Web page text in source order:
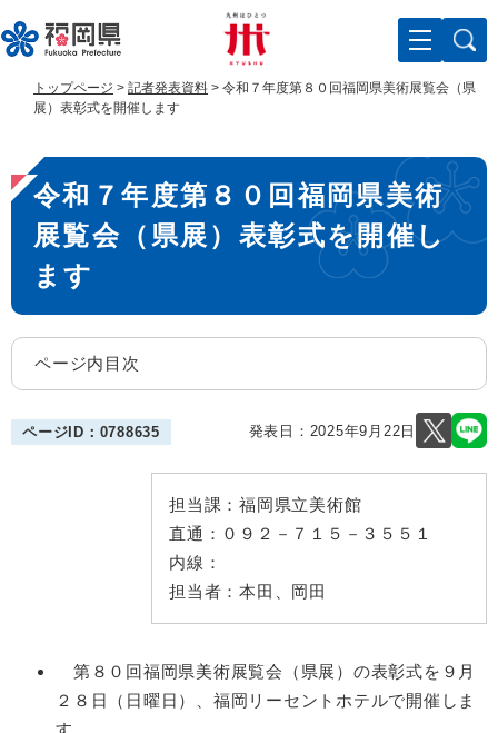
ー
ジ
す
。
ニ
ュ
し
て
トップページ > 記者発表資料 > 令和７年度第８０回福岡県美術展覧会（県
展）表彰式を開催します
本
文
令和７年度第８０回福岡県美術
展覧会（県展）表彰式を開催し
ます
ページ内目次
ページID：0788635 発表日： 2025年9月22日
担当課： 福岡県立美術館
直通： ０９２－７１５－３５５１
内線：
担当者： 本田、岡田
第８０回福岡県美術展覧会（県展）の表彰式を９月
２８日（日曜日）、福岡リーセントホテルで開催しま
す。